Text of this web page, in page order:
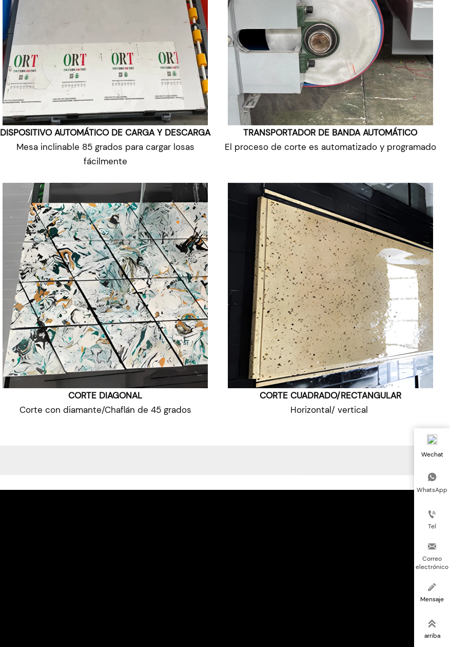
DISPOSITIVO AUTOMÁTICO DE CARGA Y DESCARGA
Mesa inclinable 85 grados para cargar losas
fácilmente
TRANSPORTADOR DE BANDA AUTOMÁTICO
El proceso de corte es automatizado y programado
CORTE DIAGONAL
Corte con diamante/Chaflán de 45 grados
CORTE CUADRADO/RECTANGULAR
Horizontal/ vertical
Wechat

WhatsApp

Tel

Correo
electrónico

Mensaje

arriba